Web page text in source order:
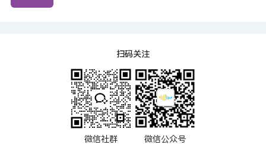
扫码关注
微信社群 微信公众号